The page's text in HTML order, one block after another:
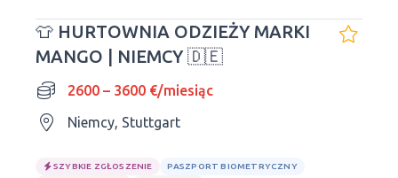
👕 HURTOWNIA ODZIEŻY MARKI
MANGO | NIEMCY 🇩🇪
2600 – 3600 €/miesiąc
Niemcy, Stuttgart
SZYBKIE ZGŁOSZENIE
PASZPORT BIOMETRYCZNY